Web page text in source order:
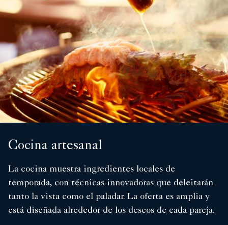
Cocina artesanal
La cocina muestra ingredientes locales de
temporada, con técnicas innovadoras que deleitarán
tanto la vista como el paladar. La oferta es amplia y
está diseñada alrededor de los deseos de cada pareja.